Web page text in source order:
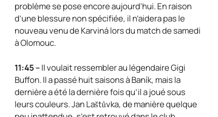
problème se pose encore aujourd’hui. En raison
d’une blessure non spécifiée, il n’aidera pas le
nouveau venu de Karviná lors du match de samedi
à Olomouc.
11:45 –Il voulait ressembler au légendaire Gigi
Buffon. Il a passé huit saisons à Baník, mais la
dernière a été la dernière fois qu’il a joué sous
leurs couleurs. Jan Laštůvka, de manière quelque